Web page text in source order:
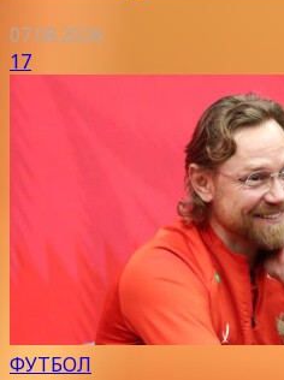
07.08.2026
17
ФУТБОЛ